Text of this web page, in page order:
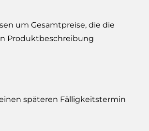
um Gesamtpreise, die die
Produktbeschreibung
späteren Fälligkeitstermin